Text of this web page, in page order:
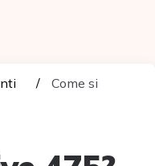
Come si